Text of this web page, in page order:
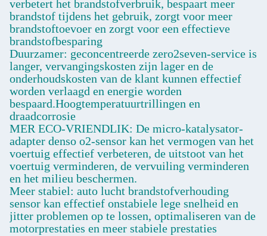
verbetert het brandstofverbruik, bespaart meer
brandstof tijdens het gebruik, zorgt voor meer
brandstoftoevoer en zorgt voor een effectieve
brandstofbesparing
Duurzamer: geconcentreerde zero2seven-service is
langer, vervangingskosten zijn lager en de
onderhoudskosten van de klant kunnen effectief
worden verlaagd en energie worden
bespaard.Hoogtemperatuurtrillingen en
draadcorrosie
MER ECO-VRIENDLIK: De micro-katalysator-
adapter denso o2-sensor kan het vermogen van het
voertuig effectief verbeteren, de uitstoot van het
voertuig verminderen, de vervuiling verminderen
en het milieu beschermen.
Meer stabiel: auto lucht brandstofverhouding
sensor kan effectief onstabiele lege snelheid en
jitter problemen op te lossen, optimaliseren van de
motorprestaties en meer stabiele prestaties